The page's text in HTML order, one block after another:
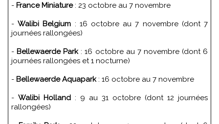
- France Miniature: 23 octobre au 7 novembre
-Walibi Belgium : 16 octobre au 7 novembre (dont 7
journées rallongées)
- Bellewaerde Park: 16 octobre au 7 novembre (dont 6
journées rallongées et 1 nocturne)
- Bellewaerde Aquapark: 16 octobre au 7 novembre
- Walibi Holland : 9 au 31 octobre (dont 12 journées
rallongées)